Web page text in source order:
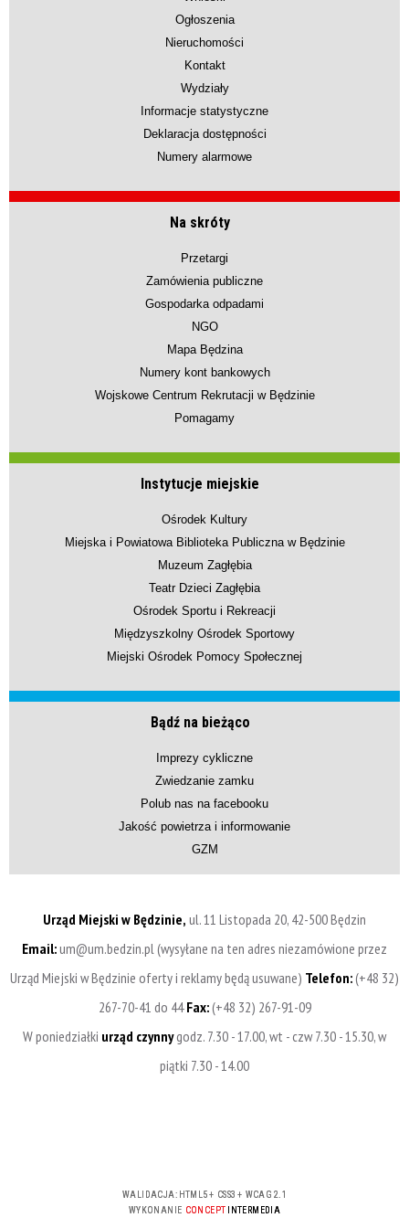
Ogłoszenia
Nieruchomości
Kontakt
Wydziały
Informacje statystyczne
Deklaracja dostępności
Numery alarmowe
Na skróty
Przetargi
Zamówienia publiczne
Gospodarka odpadami
NGO
Mapa Będzina
Numery kont bankowych
Wojskowe Centrum Rekrutacji w Będzinie
Pomagamy
Instytucje miejskie
Ośrodek Kultury
Miejska i Powiatowa Biblioteka Publiczna w Będzinie
Muzeum Zagłębia
Teatr Dzieci Zagłębia
Ośrodek Sportu i Rekreacji
Międzyszkolny Ośrodek Sportowy
Miejski Ośrodek Pomocy Społecznej
Bądź na bieżąco
Imprezy cykliczne
Zwiedzanie zamku
Polub nas na facebooku
Jakość powietrza i informowanie
GZM
Urząd Miejski w Będzinie, ul. 11 Listopada 20, 42-500 Będzin
Email:um@um.bedzin.pl (wysyłane na ten adres niezamówione przez
Urząd Miejski w Będzinie oferty i reklamy będą usuwane) Telefon:(+48 32)
267-70-41 do 44Fax:(+48 32) 267-91-09
W poniedziałki urząd czynnygodz. 7.30 - 17.00, wt - czw 7.30 - 15.30, w
piątki 7.30 - 14.00
WALIDACJA: HTML5+ CSS3 + WCAG 2.1
WYKONANIE CONCEPT INTERMEDIA